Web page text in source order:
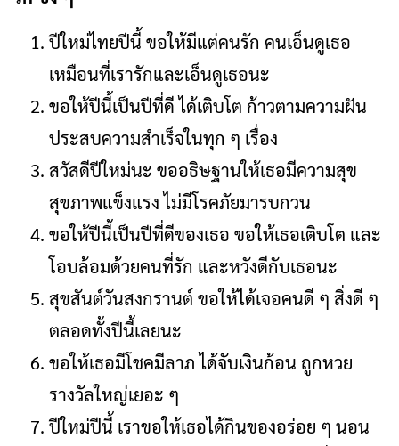
ปีใหม่ไทยปีนี้ ขอให้มีแต่คนรัก คนเอ็นดูเธอ
เหมือนที่เรารักและเอ็นดูเธอนะ
ขอให้ปีนี้เป็นปีที่ดี ได้เติบโต ก้าวตามความฝัน
ประสบความสำเร็จในทุก ๆ เรื่อง
สวัสดีปีใหม่นะ ขออธิษฐานให้เธอมีความสุข
สุขภาพแข็งแรง ไม่มีโรคภัยมารบกวน
ขอให้ปีนี้เป็นปีที่ดีของเธอ ขอให้เธอเติบโต และ
โอบล้อมด้วยคนที่รัก และหวังดีกับเธอนะ
สุขสันต์วันสงกรานต์ ขอให้ได้เจอคนดี ๆ สิ่งดี ๆ
ตลอดทั้งปีนี้เลยนะ
ขอให้เธอมีโชคมีลาภ ได้จับเงินก้อน ถูกหวย
รางวัลใหญ่เยอะ ๆ
ปีใหม่ปีนี้ เราขอให้เธอได้กินของอร่อย ๆ นอน